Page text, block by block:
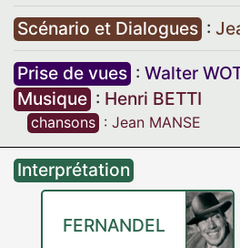
Scénario et Dialogues :
Prise de vues : Walter
Musique : Henri BETTI
chansons : Jean MANSE
Interprétation
FERNANDEL